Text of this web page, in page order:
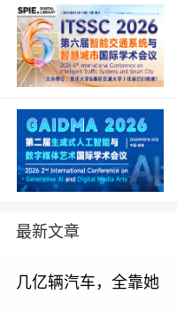
最新文章
几亿辆汽车，全靠她